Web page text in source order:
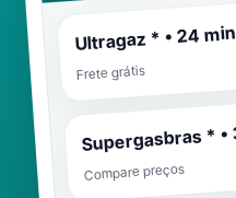
Ultragaz * • 24 min
Frete grátis
Supergasbras * •
Compare preços